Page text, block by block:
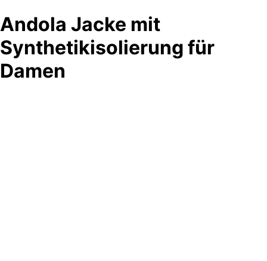
Andola Jacke mit
Synthetikisolierung für
Damen